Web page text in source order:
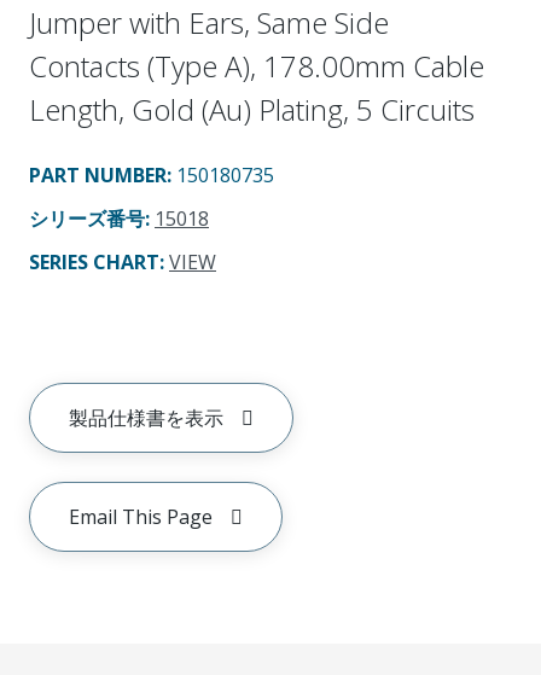
Jumper with Ears, Same Side
Contacts (Type A), 178.00mm Cable
Length, Gold (Au) Plating, 5 Circuits
PART NUMBER: 150180735
シリーズ番号: 15018
SERIES CHART:VIEW
製品仕様書を表示
Email This Page